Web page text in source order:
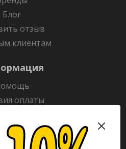
Блог
отзыв
клиентам
оплаты
на товар